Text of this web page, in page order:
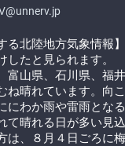
る北陸地方気象情報】
たと見られます。
富山県、石川県、福
ね晴れています。向
にわか雨や雷雨とな
て晴れる日が多い見込
は、８月４日ごろに